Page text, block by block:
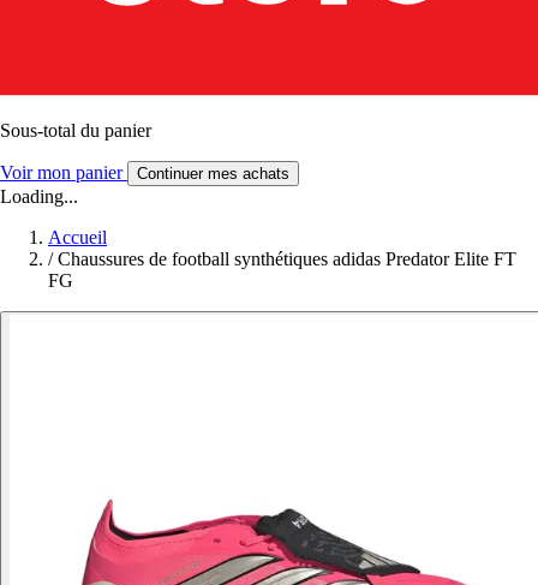
Sous-total du panier
Voir mon panier Continuer mes achats
Loading...
Accueil
/ Chaussures de football synthétiques adidas Predator Elite FT
FG